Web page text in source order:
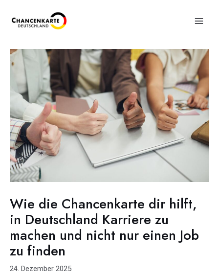
Wie die Chancenkarte dir hilft,
in Deutschland Karriere zu
machen und nicht nur einen Job
zu finden
24. Dezember 2025